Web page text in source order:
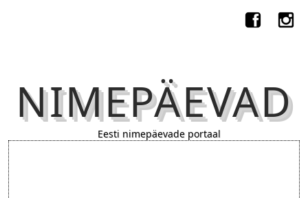
NIMEPÄEVAD
Eesti nimepäevade portaal